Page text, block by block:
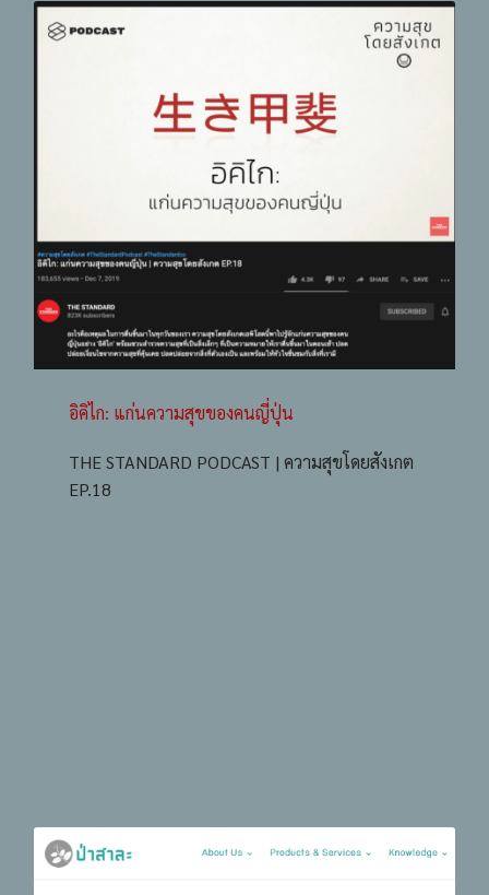
อิคิไก: แก่นความสุขของคนญี่ปุ่น
THE STANDARD PODCAST | ความสุขโดยสังเกต
EP.18